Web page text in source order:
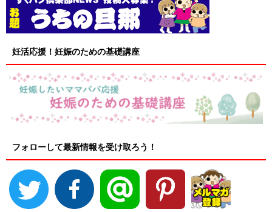
妊活応援！妊娠のための基礎講座
フォローして最新情報を受け取ろう！